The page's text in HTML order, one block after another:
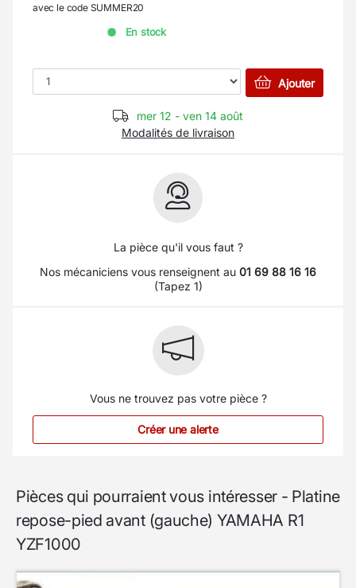
avec le code SUMMER20
En stock
Ajouter
mer 12 - ven 14 août
Modalités de livraison
La pièce qu'il vous faut ?
Nos mécaniciens vous renseignent au 01 69 88 16 16
(Tapez 1)
Vous ne trouvez pas votre pièce ?
Créer une alerte
Pièces qui pourraient vous intéresser - Platine
repose-pied avant (gauche) YAMAHA R1
YZF1000